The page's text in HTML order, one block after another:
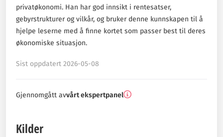
privatøkonomi. Han har god innsikt i rentesatser,
gebyrstrukturer og vilkår, og bruker denne kunnskapen til å
hjelpe leserne med å finne kortet som passer best til deres
økonomiske situasjon.
Sist oppdatert 2026-05-08
Gjennomgått avvårt ekspertpanel
Kilder